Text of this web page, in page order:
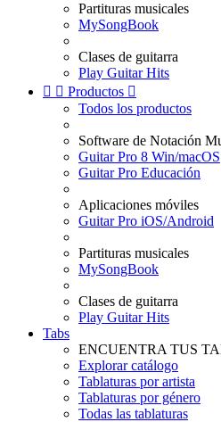
Partituras musicales
MySongBook
Clases de guitarra
Play Guitar Hits
  Productos 
Todos los productos
Software de Notación
Guitar Pro 8 Win/macOS
Guitar Pro Educación
Aplicaciones móviles
Guitar Pro iOS/Android
Partituras musicales
MySongBook
Clases de guitarra
Play Guitar Hits
Tabs
ENCUENTRA TUS
Explorar catálogo
Tablaturas por artista
Tablaturas por género
Todas las tablaturas